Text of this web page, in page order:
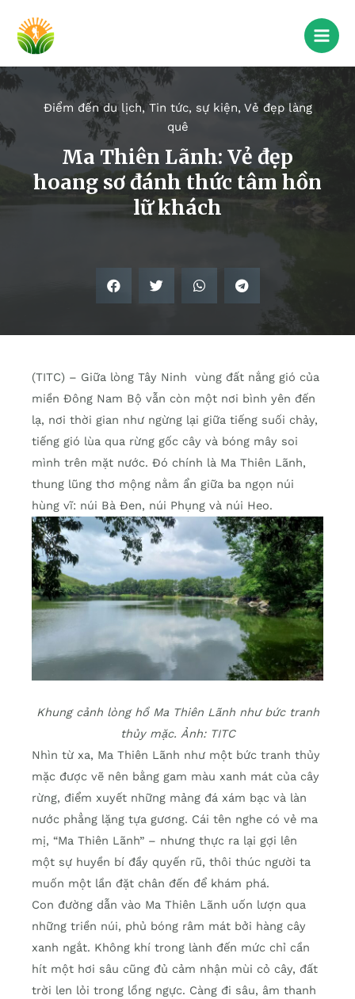
Điểm đến du lịch,Tin tức, sự kiện, Vẻ đẹp làng
quê
Ma Thiên Lãnh: Vẻ đẹp
hoang sơ đánh thức tâm hồn
lữ khách
(TITC) – Giữa lòng Tây Ninh vùng đất nắng gió của
miền Đông Nam Bộ vẫn còn một nơi bình yên đến
lạ, nơi thời gian như ngừng lại giữa tiếng suối chảy,
tiếng gió lùa qua rừng gốc cây và bóng mây soi
mình trên mặt nước. Đó chính là Ma Thiên Lãnh,
thung lũng thơ mộng nằm ẩn giữa ba ngọn núi
hùng vĩ: núi Bà Đen, núi Phụng và núi Heo.
Khung cảnh lòng hồ Ma Thiên Lãnh như bức tranh
thủy mặc. Ảnh: TITC
Nhìn từ xa, Ma Thiên Lãnh như một bức tranh thủy
mặc được vẽ nên bằng gam màu xanh mát của cây
rừng, điểm xuyết những mảng đá xám bạc và làn
nước phẳng lặng tựa gương. Cái tên nghe có vẻ ma
mị, “Ma Thiên Lãnh” – nhưng thực ra lại gợi lên
một sự huyền bí đầy quyến rũ, thôi thúc người ta
muốn một lần đặt chân đến để khám phá.
Con đường dẫn vào Ma Thiên Lãnh uốn lượn qua
những triền núi, phủ bóng râm mát bởi hàng cây
xanh ngắt. Không khí trong lành đến mức chỉ cần
hít một hơi sâu cũng đủ cảm nhận mùi cỏ cây, đất
trời len lỏi trong lồng ngực. Càng đi sâu, âm thanh